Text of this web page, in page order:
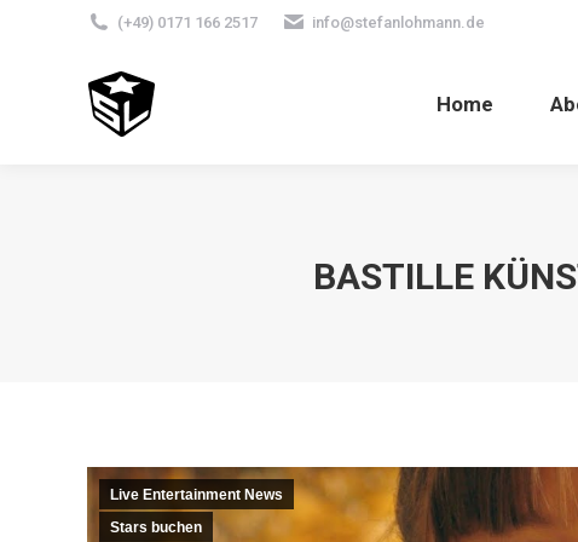
(+49) 0171 166 2517 info@stefanlohmann.de
Home
BASTILLE
Live Entertainment News
Stars buchen